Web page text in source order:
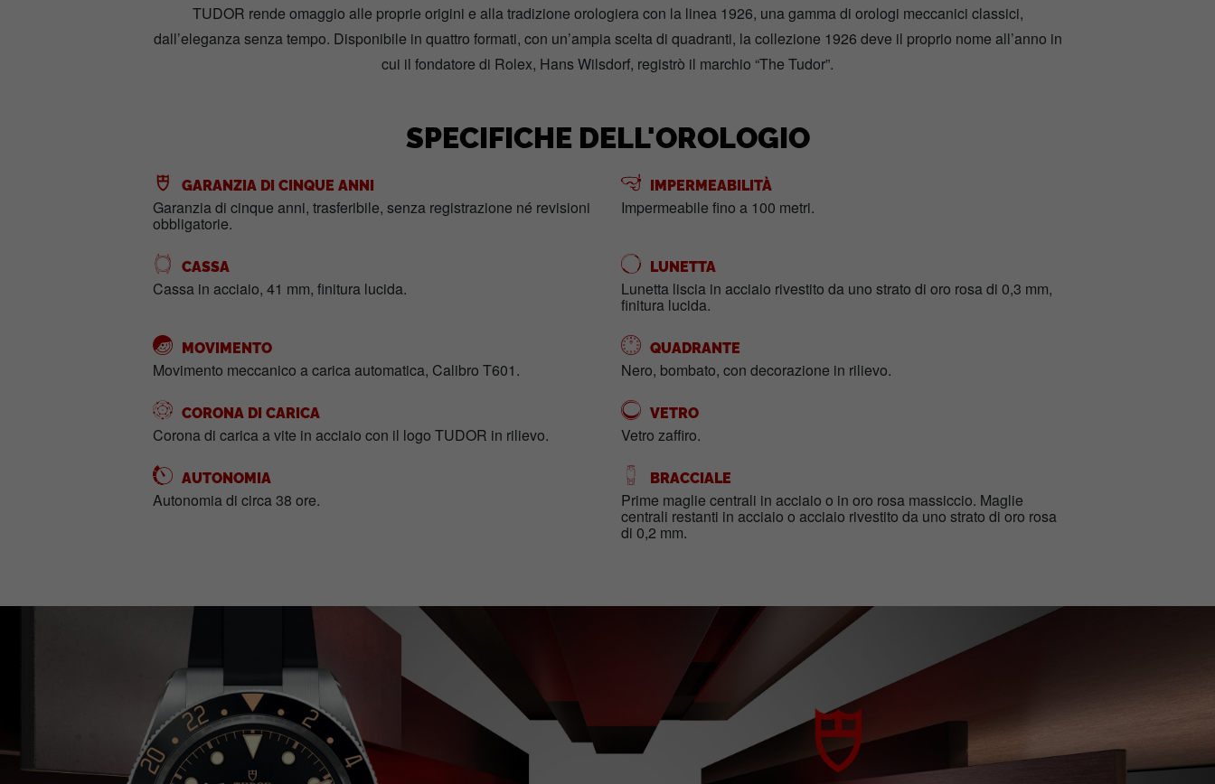
TUDOR rende omaggio alle proprie origini e alla tradizione orologiera con la linea 1926, una gamma di orologi meccanici classici,
dall’eleganza senza tempo. Disponibile in quattro formati, con un’ampia scelta di quadranti, la collezione 1926 deve il proprio nome all’anno in
cui il fondatore di Rolex, Hans Wilsdorf, registrò il marchio “The Tudor”.
SPECIFICHE DELL'OROLOGIO
GARANZIA DI CINQUE ANNI
Garanzia di cinque anni, trasferibile, senza registrazione né revisioni
obbligatorie.
IMPERMEABILITÀ
Impermeabile fino a 100 metri.
CASSA
Cassa in acciaio, 41 mm, finitura lucida.
LUNETTA
Lunetta liscia in acciaio rivestito da uno strato di oro rosa di 0,3 mm,
finitura lucida.
MOVIMENTO
Movimento meccanico a carica automatica, Calibro T601.
QUADRANTE
Nero, bombato, con decorazione in rilievo.
CORONA DI CARICA
Corona di carica a vite in acciaio con il logo TUDOR in rilievo.
VETRO
Vetro zaffiro.
AUTONOMIA
Autonomia di circa 38 ore.
BRACCIALE
Prime maglie centrali in acciaio o in oro rosa massiccio. Maglie
centrali restanti in acciaio o acciaio rivestito da uno strato di oro rosa
di 0,2 mm.